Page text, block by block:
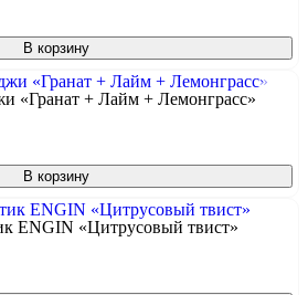
В корзину
«Гранат + Лайм + Лемонграсс»
В корзину
ENGIN «Цитрусовый твист»